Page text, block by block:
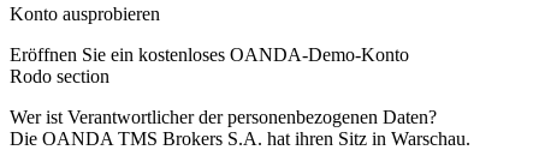
Konto ausprobieren
Eröffnen Sie ein kostenloses OANDA-Demo-Konto
Rodo section
Wer ist Verantwortlicher der personenbezogenen Daten?
Die OANDA TMS Brokers S.A. hat ihren Sitz in Warschau.